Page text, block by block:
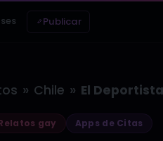
Publicar
» Chile » El Deportista
gay Apps de Citas